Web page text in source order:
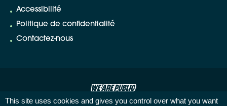
Accessibilité
Politique de confidentialité
Contactez-nous
This site uses cookies and gives you control over what you want